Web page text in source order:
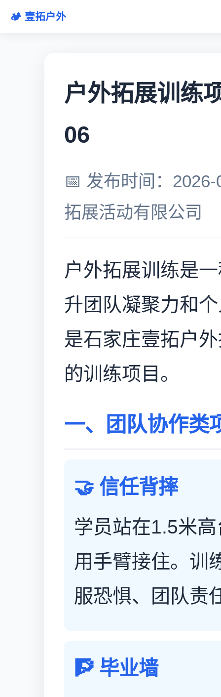
🏕️ 壹拓户外
户外拓展训练
06
📅 发布时间：
拓展活动有限公司
户外拓展训练是
升团队凝聚力和
是石家庄壹拓户
的训练项目。
一、团队协作类
🤝 信任背摔
学员站在1.5米
用手臂接住。训
服恐惧、团队责
🧗 毕业墙